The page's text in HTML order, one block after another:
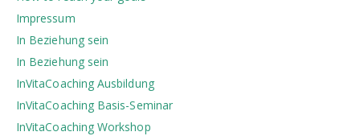
Impressum
In Beziehung sein
In Beziehung sein
InVitaCoaching Ausbildung
InVitaCoaching Basis-Seminar
InVitaCoaching Workshop